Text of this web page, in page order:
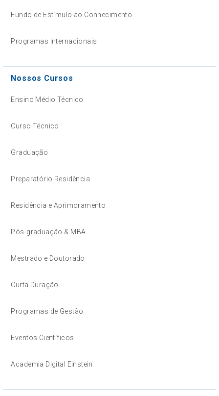
Fundo de Estímulo ao Conhecimento
Programas Internacionais
Nossos Cursos
Ensino Médio Técnico
Curso Técnico
Graduação
Preparatório Residência
Residência e Aprimoramento
Pós-graduação & MBA
Mestrado e Doutorado
Curta Duração
Programas de Gestão
Eventos Científicos
Academia Digital Einstein